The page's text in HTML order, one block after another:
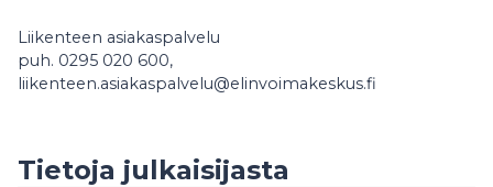
Liikenteen asiakaspalvelu
puh. 0295 020 600,
liikenteen.asiakaspalvelu@elinvoimakeskus.fi
Tietoja julkaisijasta